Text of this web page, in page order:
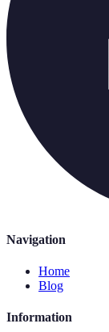
Navigation
Home
Blog
Information